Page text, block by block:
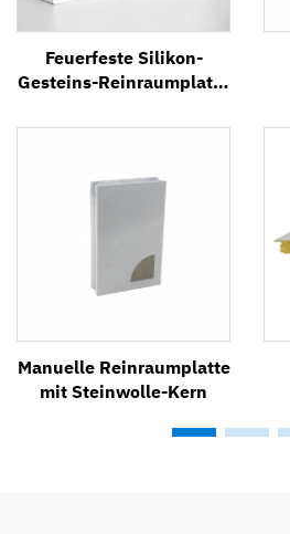
Feuerfeste Silikon-
Gesteins-Reinraumplatte
Krankenhäuser
Manuelle Reinraumplatte
mit Steinwolle-Kern